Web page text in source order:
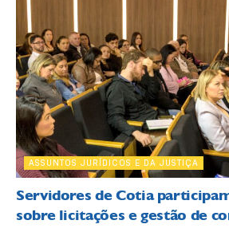
ASSUNTOS JURÍDICOS E DA JUSTIÇA
Servidores de Cotia
sobre licitações e gestão de